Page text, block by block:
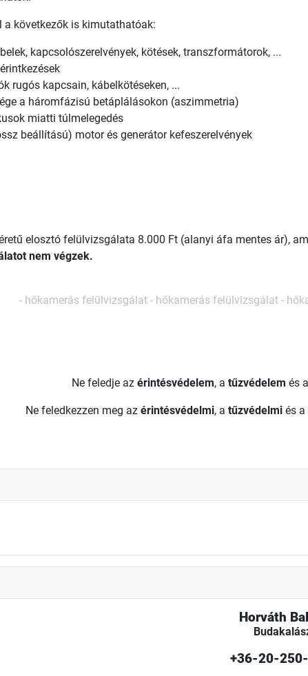
a következők is kimutathatóak:
kapcsolószerelvények, kötések, transzformátorok, ...
rugós kapcsain, kábelkötéseken, ...
a háromfázisú betáplálásokon (aszimmetria)
miatti túlmelegedés
beállítású) motor és generátor kefeszerelvények
elosztó felülvizsgálata 8.000 Ft (alanyi áfa mentes ár),
nem végzek.
- hőkamerás felülvizsgálat - hőkamerás felülvizsgálat -
Ne feledje az érintésvédelem, a tűzvédelem és a
Ne feledkezzen meg az érintésvédelmi, a tűzvédelmiés a
Horváth
+36-20-